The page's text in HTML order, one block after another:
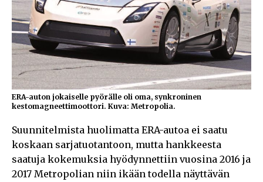
ERA-auton jokaiselle pyörälle oli oma, synkroninen
kestomagneettimoottori. Kuva: Metropolia.
Suunnitelmista huolimatta ERA-autoa ei saatu
koskaan sarjatuotantoon, mutta hankkeesta
saatuja kokemuksia hyödynnettiin vuosina 2016 ja
2017 Metropolian niin ikään todella näyttävän